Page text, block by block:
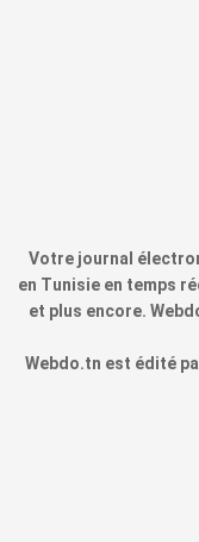
Votre journal
en Tunisie en temps
et plus encore.
Webdo.tn est édité